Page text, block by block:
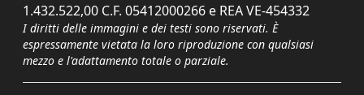
1.432.522,00 C.F. 05412000266 e REA VE-454332
I diritti delle immagini e dei testi sono riservati. È
espressamente vietata la loro riproduzione con qualsiasi
mezzo e l'adattamento totale o parziale.